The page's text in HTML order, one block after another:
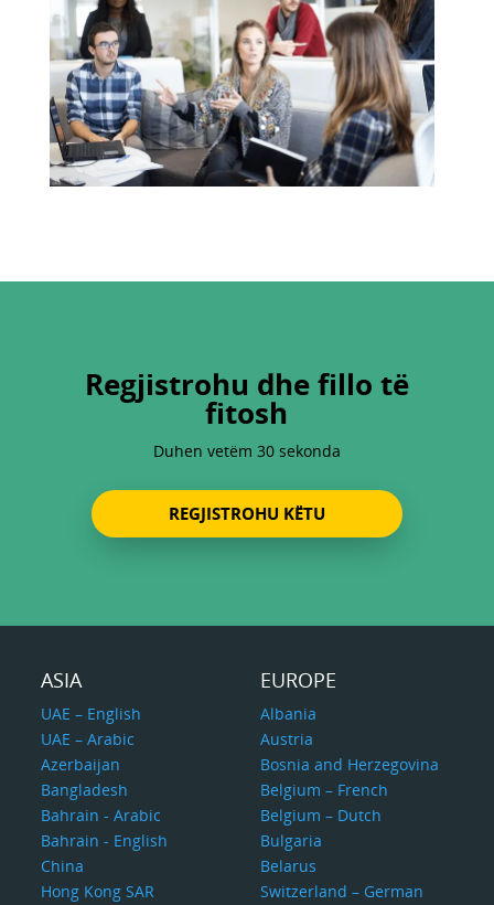
Regjistrohu dhe fillo të
fitosh
Duhen vetëm 30 sekonda
REGJISTROHU KËTU
ASIA
UAE – English
UAE – Arabic
Azerbaijan
Bangladesh
Bahrain - Arabic
Bahrain - English
China
Hong Kong SAR
EUROPE
Albania
Austria
Bosnia and Herzegovina
Belgium – French
Belgium – Dutch
Bulgaria
Belarus
Switzerland – German